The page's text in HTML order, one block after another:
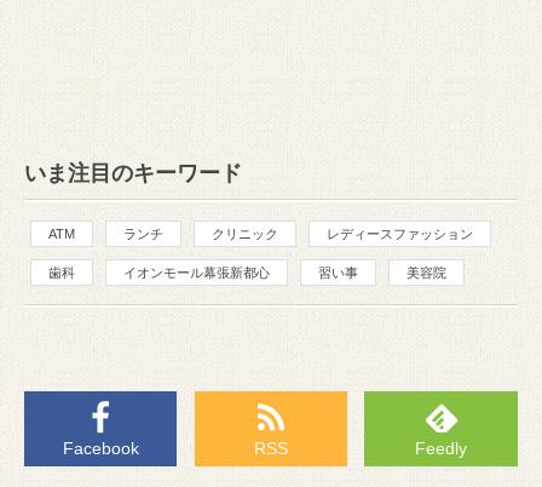
いま注目のキーワード
ATM ランチ クリニック レディースファッション
歯科 イオンモール幕張新都心 習い事 美容院
Facebook RSS Feedly